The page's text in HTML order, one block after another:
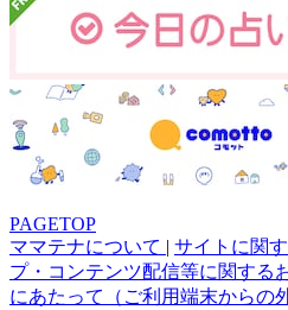
PAGETOP
ママテナについて | サイトに関
プ・コンテンツ配信等に関する
にあたって（ご利用端末からの